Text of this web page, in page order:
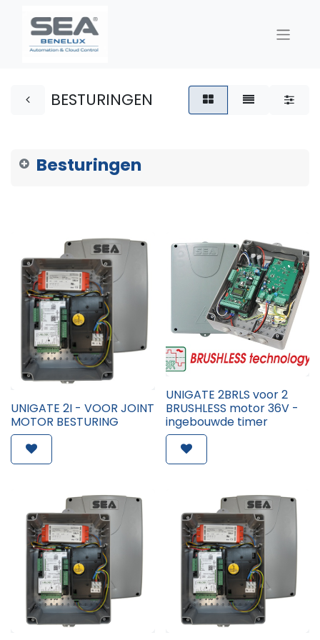
BESTURINGEN
Besturingen
UNIGATE 2I - VOOR JOINT
MOTOR BESTURING
UNIGATE 2BRLS voor 2
BRUSHLESS motor 36V -
ingebouwde timer